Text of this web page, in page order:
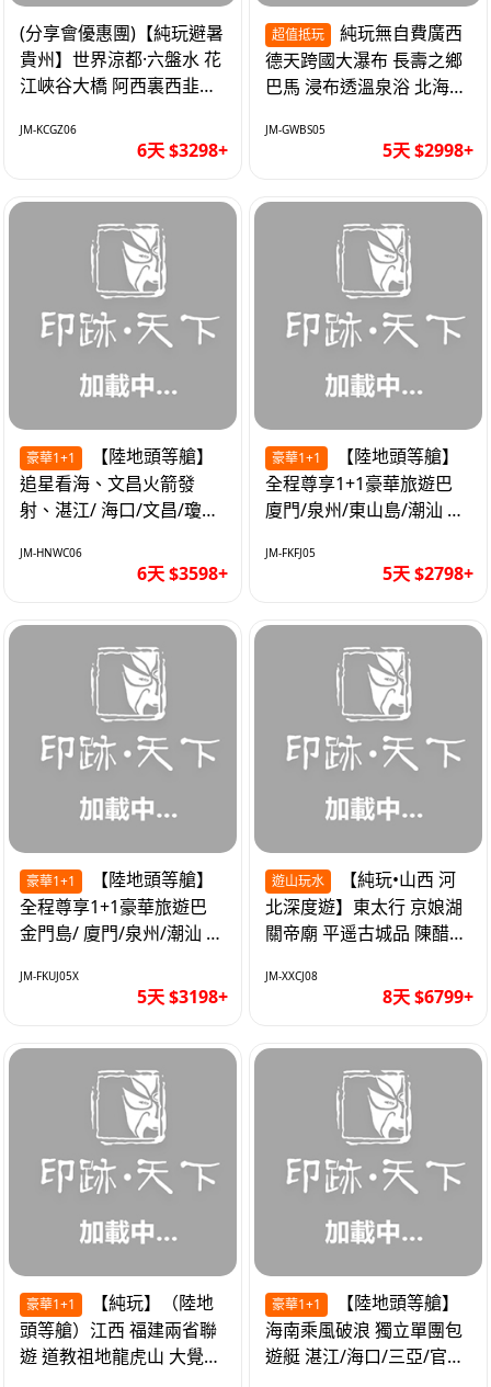
(分享會優惠團)【純玩避暑
貴州】世界涼都·六盤水 花
江峽谷大橋 阿西裏西韭菜
JM-KCGZ06
6天 $3298+
超值抵玩
德天跨國大瀑布 長壽之鄉
巴馬 浸布透溫泉浴 北海銀
JM-GWBS05
5天 $2998+
豪華1+1
追星看海、文昌火箭發
射、湛江/ 海口/文昌/瓊海/
優質6天
JM-HNWC06
6天 $3598+
豪華1+1
全程尊享1+1豪華旅遊巴
廈門/泉州/東山島/潮汕 精
JM-FKFJ05
5天 $2798+
豪華1+1
全程尊享1+1豪華旅遊巴
金門島/ 廈門/泉州/潮汕 無
JM-FKUJ05X
5天 $3198+
遊山玩水
北深度遊】東太行 京娘湖
關帝廟 平遥古城品 陳醋咖
JM-XXCJ08
8天 $6799+
豪華1+1
頭等艙）江西 福建兩省聯
遊 道教祖地龍虎山 大覺山
豪華1+1
海南乘風破浪 獨立單團包
遊艇 湛江/海口/三亞/官塘/